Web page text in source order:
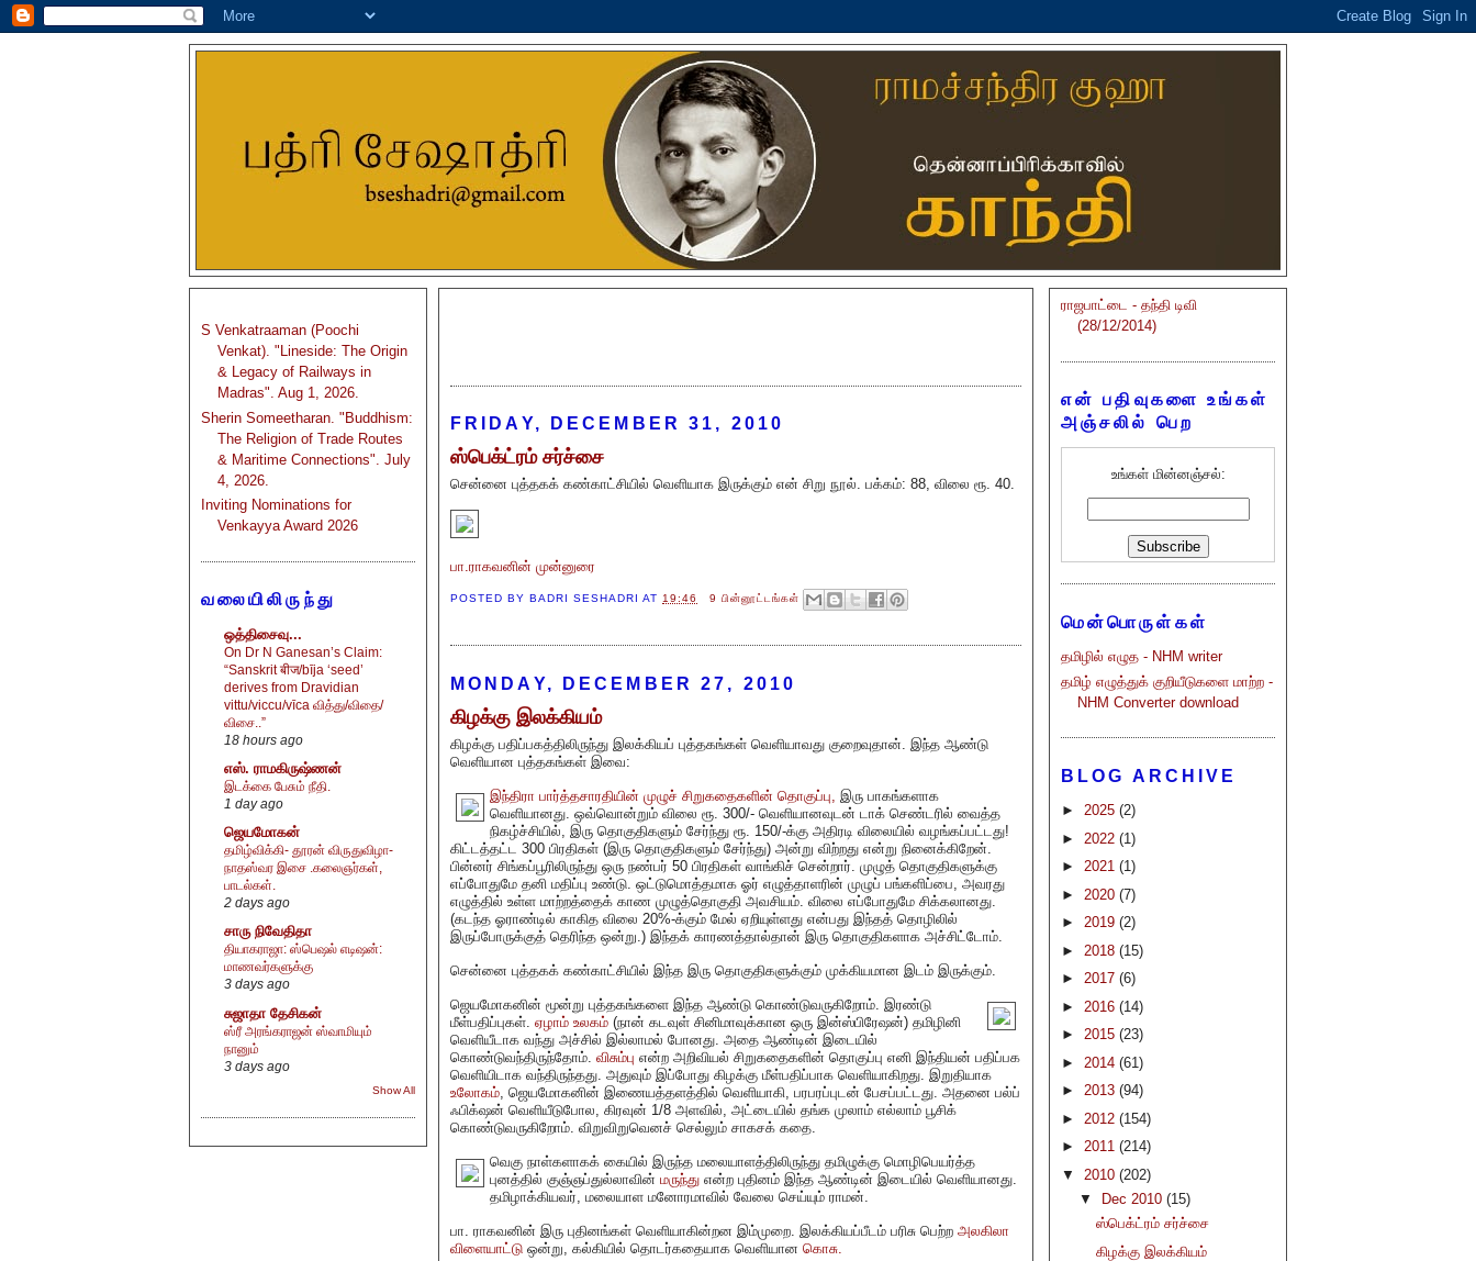
S Venkatraaman (Poochi
Venkat). "Lineside: The Origin
& Legacy of Railways in
Madras". Aug 1, 2026.
Sherin Someetharan. "Buddhism:
The Religion of Trade Routes
& Maritime Connections". July
4, 2026.
Inviting Nominations for
Venkayya Award 2026
வலையிலிருந்து
ஒத்திசைவு...
On Dr N Ganesan’s Claim:
“Sanskrit बीज/bīja ‘seed’
derives from Dravidian
vittu/viccu/vīca வித்து/விதை/
விசை..”
18 hours ago
எஸ். ராமகிருஷ்ணன்
இடக்கை பேசும் நீதி.
1 day ago
ஜெயமோகன்
தமிழ்விக்கி- தூரன் விருதுவிழா-
நாதஸ்வர இசை .கலைஞர்கள்,
பாடல்கள்.
2 days ago
சாரு நிவேதிதா
தியாகராஜா: ஸ்பெஷல் எடிஷன்:
மாணவர்களுக்கு
3 days ago
சுஜாதா தேசிகன்
ஸ்ரீ அரங்கராஜன் ஸ்வாமியும்
நானும்
3 days ago
Show All
FRIDAY, DECEMBER 31, 2010
ஸ்பெக்ட்ரம் சர்ச்சை
சென்னை புத்தகக் கண்காட்சியில் வெளியாக இருக்கும் என் சிறு நூல். பக்கம்: 88, விலை ரூ. 40.
பா.ராகவனின் முன்னுரை
POSTED BY BADRI SESHADRI AT19:46 9 பின்னூட்டங்கள்
MONDAY, DECEMBER 27, 2010
கிழக்கு இலக்கியம்
கிழக்கு பதிப்பகத்திலிருந்து இலக்கியப் புத்தகங்கள் வெளியாவது குறைவுதான். இந்த ஆண்டு
வெளியான புத்தகங்கள் இவை:
இந்திரா பார்த்தசாரதியின் முழுச் சிறுகதைகளின் தொகுப்பு, இரு பாகங்களாக
வெளியானது. ஒவ்வொன்றும் விலை ரூ. 300/- வெளியானவுடன் டாக் செண்டரில் வைத்த
நிகழ்ச்சியில், இரு தொகுதிகளும் சேர்ந்து ரூ. 150/-க்கு அதிரடி விலையில் வழங்கப்பட்டது!
கிட்டத்தட்ட 300 பிரதிகள் (இரு தொகுதிகளும் சேர்ந்து) அன்று விற்றது என்று நினைக்கிறேன்.
பின்னர் சிங்கப்பூரிலிருந்து ஒரு நண்பர் 50 பிரதிகள் வாங்கிச் சென்றார். முழுத் தொகுதிகளுக்கு
எப்போதுமே தனி மதிப்பு உண்டு. ஒட்டுமொத்தமாக ஓர் எழுத்தாளரின் முழுப் பங்களிப்பை, அவரது
எழுத்தில் உள்ள மாற்றத்தைக் காண முழுத்தொகுதி அவசியம். விலை எப்போதுமே சிக்கலானது.
(கடந்த ஓராண்டில் காகித விலை 20%-க்கும் மேல் ஏறியுள்ளது என்பது இந்தத் தொழிலில்
இருப்போருக்குத் தெரிந்த ஒன்று.) இந்தக் காரணத்தால்தான் இரு தொகுதிகளாக அச்சிட்டோம்.
சென்னை புத்தகக் கண்காட்சியில் இந்த இரு தொகுதிகளுக்கும் முக்கியமான இடம் இருக்கும்.
ஜெயமோகனின் மூன்று புத்தகங்களை இந்த ஆண்டு கொண்டுவருகிறோம். இரண்டு
மீள்பதிப்புகள். ஏழாம் உலகம் (நான் கடவுள் சினிமாவுக்கான ஒரு இன்ஸ்பிரேஷன்) தமிழினி
வெளியீடாக வந்து அச்சில் இல்லாமல் போனது. அதை ஆண்டின் இடையில்
கொண்டுவந்திருந்தோம். விசும்பு என்ற அறிவியல் சிறுகதைகளின் தொகுப்பு எனி இந்தியன் பதிப்பக
வெளியிடாக வந்திருந்தது. அதுவும் இப்போது கிழக்கு மீள்பதிப்பாக வெளியாகிறது. இறுதியாக
உலோகம் , ஜெயமோகனின் இணையத்தளத்தில் வெளியாகி, பரபரப்புடன் பேசப்பட்டது. அதனை பல்ப்
ஃபிக்‌ஷன் வெளியீடுபோல, கிரவுன் 1/8 அளவில், அட்டையில் தங்க முலாம் எல்லாம் பூசிக்
கொண்டுவருகிறோம். விறுவிறுவெனச் செல்லும் சாகசக் கதை.
வெகு நாள்களாகக் கையில் இருந்த மலையாளத்திலிருந்து தமிழுக்கு மொழிபெயர்த்த
புனத்தில் குஞ்ஞப்துல்லாவின் மருந்து என்ற புதினம் இந்த ஆண்டின் இடையில் வெளியானது.
தமிழாக்கியவர், மலையாள மனோரமாவில் வேலை செய்யும் ராமன்.
பா. ராகவனின் இரு புதினங்கள் வெளியாகின்றன இம்முறை. இலக்கியப்பீடம் பரிசு பெற்ற அலகிலா
விளையாட்டு ஒன்று, கல்கியில் தொடர்கதையாக வெளியான கொசு.
ராஜபாட்டை - தந்தி டிவி
(28/12/2014)
என் பதிவுகளை உங்கள்
அஞ்சலில் பெற
உங்கள் மின்னஞ்சல்:
மென்பொருள்கள்
தமிழில் எழுத - NHM writer
தமிழ் எழுத்துக் குறியீடுகளை மாற்ற -
NHM Converter download
BLOG ARCHIVE
► 2025 (2)
► 2022 (1)
► 2021 (1)
► 2020 (7)
► 2019 (2)
► 2018 (15)
► 2017 (6)
► 2016 (14)
► 2015 (23)
► 2014 (61)
► 2013 (94)
► 2012 (154)
► 2011 (214)
▼ 2010 (202)
▼
Dec 2010 (15)
ஸ்பெக்ட்ரம் சர்ச்சை
கிழக்கு இலக்கியம்